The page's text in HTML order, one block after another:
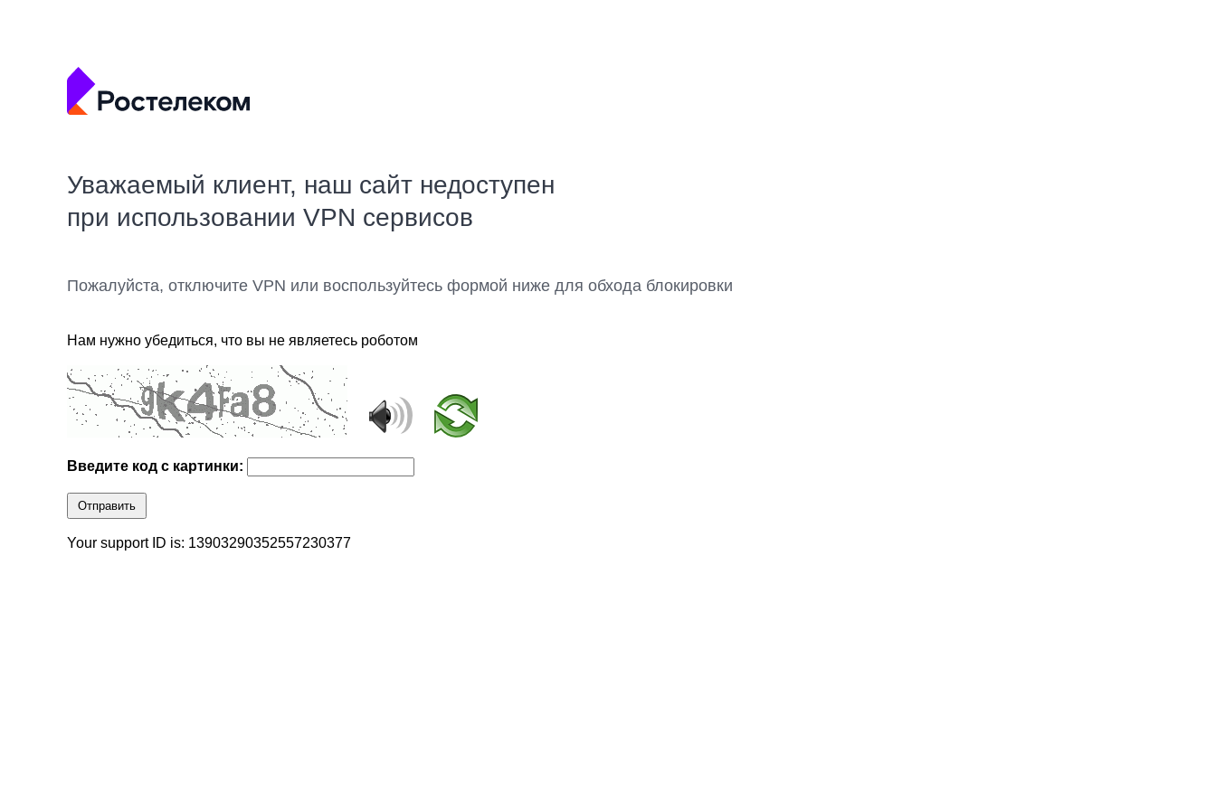
Уважаемый клиент, наш сайт недоступен
при использовании VPN сервисов
Пожалуйста, отключите VPN или воспользуйтесь формой ниже для обхода блокировки
Нам нужно убедиться, что вы не являетесь роботом
Введите код с картинки:
Отправить
Your support ID is: 13903290352557230377